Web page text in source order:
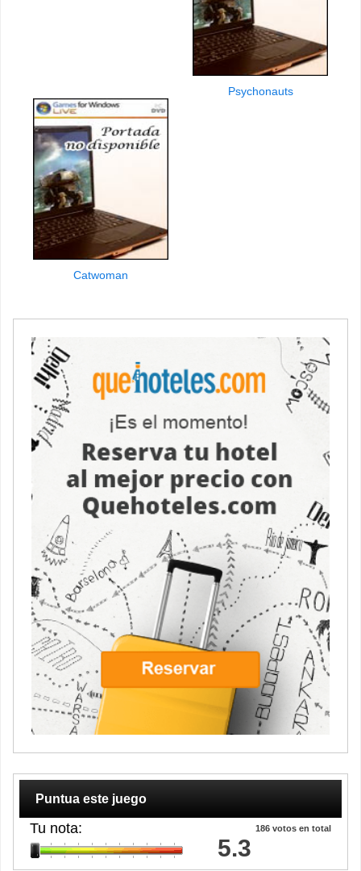
Psychonauts
Catwoman
Puntua este juego
186 votos en total
Tu nota:
5.3